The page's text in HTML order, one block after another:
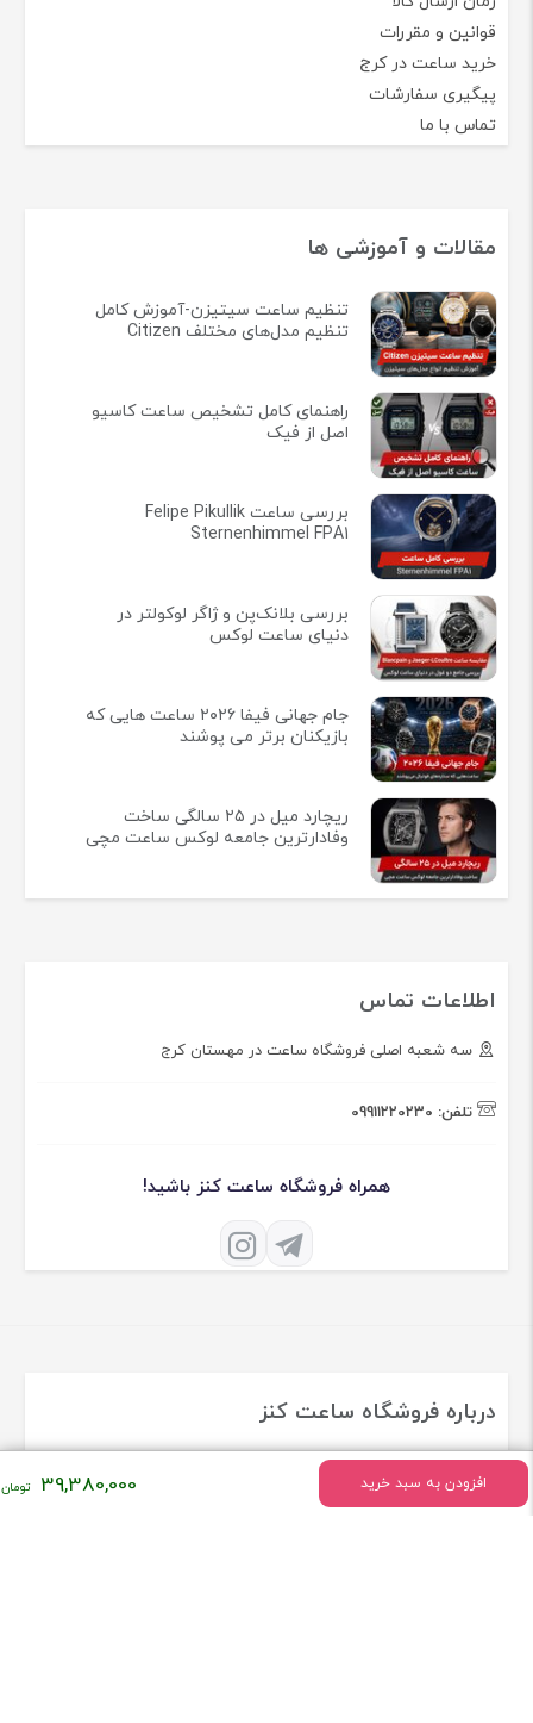
افزودن به سبد خرید 39,380,000
قوانین و مقررات
خرید ساعت در کرج
پیگیری سفارشات
تماس با ما
مقالات و آموزشی ها
تنظیم ساعت سیتیزن-آموزش کامل
تنظیم مدل‌های مختلف Citizen
راهنمای کامل تشخیص ساعت کاسیو
اصل از فیک
بررسی ساعت Felipe Pikullik
Sternenhimmel FPA1
بررسی بلانک‌پن و ژاگر لوکولتر در
دنیای ساعت لوکس
جام جهانی فیفا ۲۰۲۶ ساعت هایی که
بازیکنان برتر می پوشند
ریچارد میل در ۲۵ سالگی ساخت
وفادارترین جامعه لوکس ساعت مچی
اطلاعات تماس
سه شعبه اصلی فروشگاه ساعت در مهستان کرج
تلفن: 09911220230
همراه فروشگاه ساعت کنز باشید!
درباره فروشگاه ساعت کنز
ساعت های اورجینال و برند معروف دنیا شروع کرد